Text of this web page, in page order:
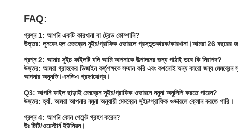
FAQ:
প্রশ্ন 1: আপনি একটি কারখানা বা ট্রেড কোম্পানি?
উত্তর: লুনফেং হল মেমব্রেন সুইচ/গ্রাফিক ওভারলে প্রস্তুতকারক/কারখানা।আমরা 26
প্রশ্ন 2: আমার সুইচ ফাইলটি যদি আমি আপনাকে উত্পাদনের জন্য পাঠাই তবে কি নিরাপদ?
উত্তর: আমরা গ্রাহকের ডিজাইন কর্তৃপক্ষকে সম্মান করি এবং কখনোই অন্য কারো জন্য মেমব্রেন
আপনার অনুমতি।এনডিএ গ্রহণযোগ্য।
Q3: আপনি ফাইল ছাড়াই মেমব্রেন সুইচ/গ্রাফিক ওভারলে নমুনা অনুলিপি করতে পারেন?
উত্তর: হ্যাঁ, আমরা আপনার নমুনা অনুযায়ী মেমব্রেন সুইচ/গ্রাফিক ওভারলে ক্লোন করতে পারি।
প্রশ্ন 4: আপনি কোন পেমেন্ট গ্রহণ করেন?
উঃ টিটি/ওয়েস্টার্ন ইউনিয়ন।